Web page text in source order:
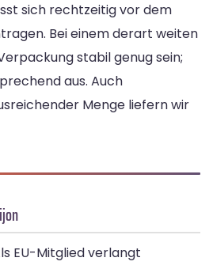
sich rechtzeitig vor dem
Bei einem derart weiten
stabil genug sein;
aus. Auch
Menge liefern wir
EU-Mitglied verlangt